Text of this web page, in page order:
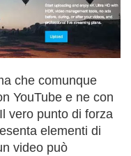
che comunque
YouTube e ne con
vero punto di forza
elementi di
video può